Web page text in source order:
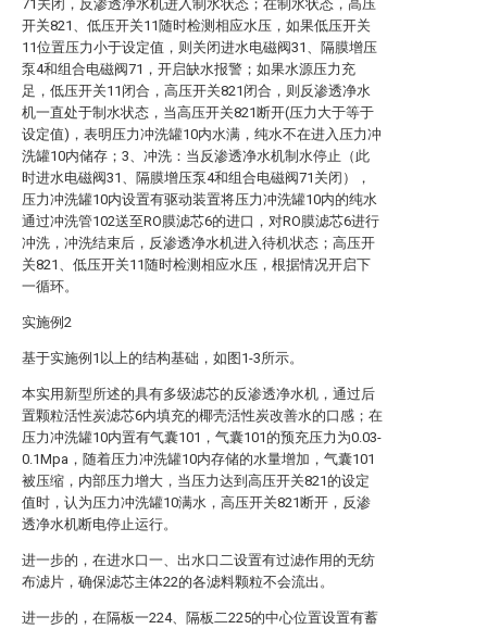
71关闭，反渗透净水机进入制水状态；在制水状态，高压
开关821、低压开关11随时检测相应水压，如果低压开关
11位置压力小于设定值，则关闭进水电磁阀31、隔膜增压
泵4和组合电磁阀71，开启缺水报警；如果水源压力充
足，低压开关11闭合，高压开关821闭合，则反渗透净水
机一直处于制水状态，当高压开关821断开(压力大于等于
设定值)，表明压力冲洗罐10内水满，纯水不在进入压力冲
洗罐10内储存；3、冲洗：当反渗透净水机制水停止（此
时进水电磁阀31、隔膜增压泵4和组合电磁阀71关闭），
压力冲洗罐10内设置有驱动装置将压力冲洗罐10内的纯水
通过冲洗管102送至RO膜滤芯6的进口，对RO膜滤芯6进行
冲洗，冲洗结束后，反渗透净水机进入待机状态；高压开
关821、低压开关11随时检测相应水压，根据情况开启下
一循环。
实施例2
基于实施例1以上的结构基础，如图1-3所示。
本实用新型所述的具有多级滤芯的反渗透净水机，通过后
置颗粒活性炭滤芯6内填充的椰壳活性炭改善水的口感；在
压力冲洗罐10内置有气囊101，气囊101的预充压力为0.03-
0.1Mpa，随着压力冲洗罐10内存储的水量增加，气囊101
被压缩，内部压力增大，当压力达到高压开关821的设定
值时，认为压力冲洗罐10满水，高压开关821断开，反渗
透净水机断电停止运行。
进一步的，在进水口一、出水口二设置有过滤作用的无纺
布滤片，确保滤芯主体22的各滤料颗粒不会流出。
进一步的，在隔板一224、隔板二225的中心位置设置有蓄